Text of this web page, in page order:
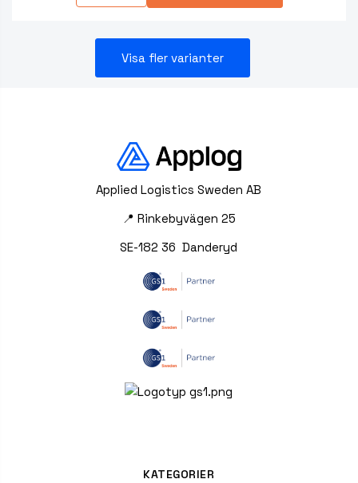
Visa fler varianter
Applied Logistics Sweden AB
📍 Rinkebyvägen 25
SE-182 36 Danderyd
KATEGORIER